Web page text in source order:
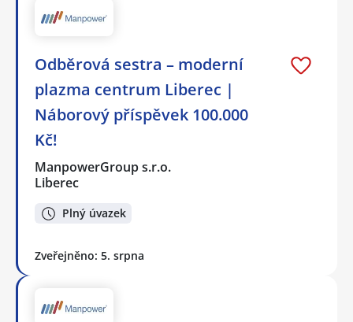
Odběrová sestra – moderní
plazma centrum Liberec |
Náborový příspěvek 100.000
Kč!
ManpowerGroup s.r.o.
Liberec
Plný úvazek
Zveřejněno: 5. srpna